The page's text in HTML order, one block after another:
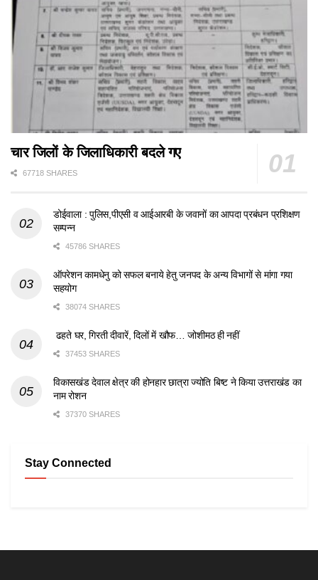
चार जिलों के जिलाधिकारी बदले गए
67718 SHARES
डोईवाला : पुलिस,पीएसी व आईआरबी के जवानों का आपदा प्रबंधन प्रशिक्षण
सम्पन्न
45786 SHARES
ऑपरेशन कामधेनु को सफल बनाये हेतु जनपद के अन्य विभागों से मांगा गया
सहयोग
38074 SHARES
ढहते घर, गिरती दीवारें, दिलों में खौफ… जोशीमठ ही नहीं
37453 SHARES
विकासखंड देवाल क्षेत्र की होनहार छात्रा ज्योति बिष्ट ने किया उत्तराखंड का
नाम रोशन
37370 SHARES
Stay Connected